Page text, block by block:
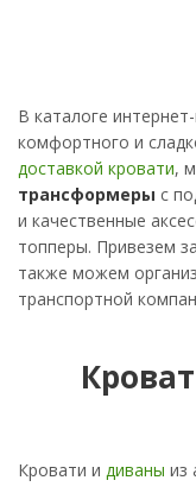
В каталоге
комфортного и
доставкой кровати,
трансформеры с
и качественные
топперы. Привезем
также можем
транспортной
Кровати и диваны из